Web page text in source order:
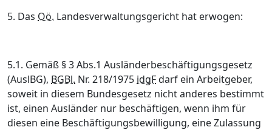
5. Das Oö. Landesverwaltungsgericht hat erwogen:
5.1. Gemäß § 3 Abs.1 Ausländerbeschäftigungsgesetz
(AuslBG), BGBl. Nr. 218/1975 idgFdarf ein Arbeitgeber,
soweit in diesem Bundesgesetz nicht anderes bestimmt
ist, einen Ausländer nur beschäftigen, wenn ihm für
diesen eine Beschäftigungsbewilligung, eine Zulassung